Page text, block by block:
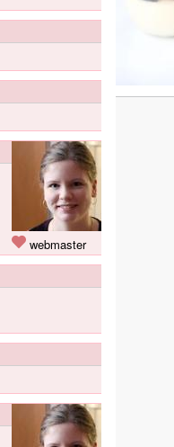
webmaster